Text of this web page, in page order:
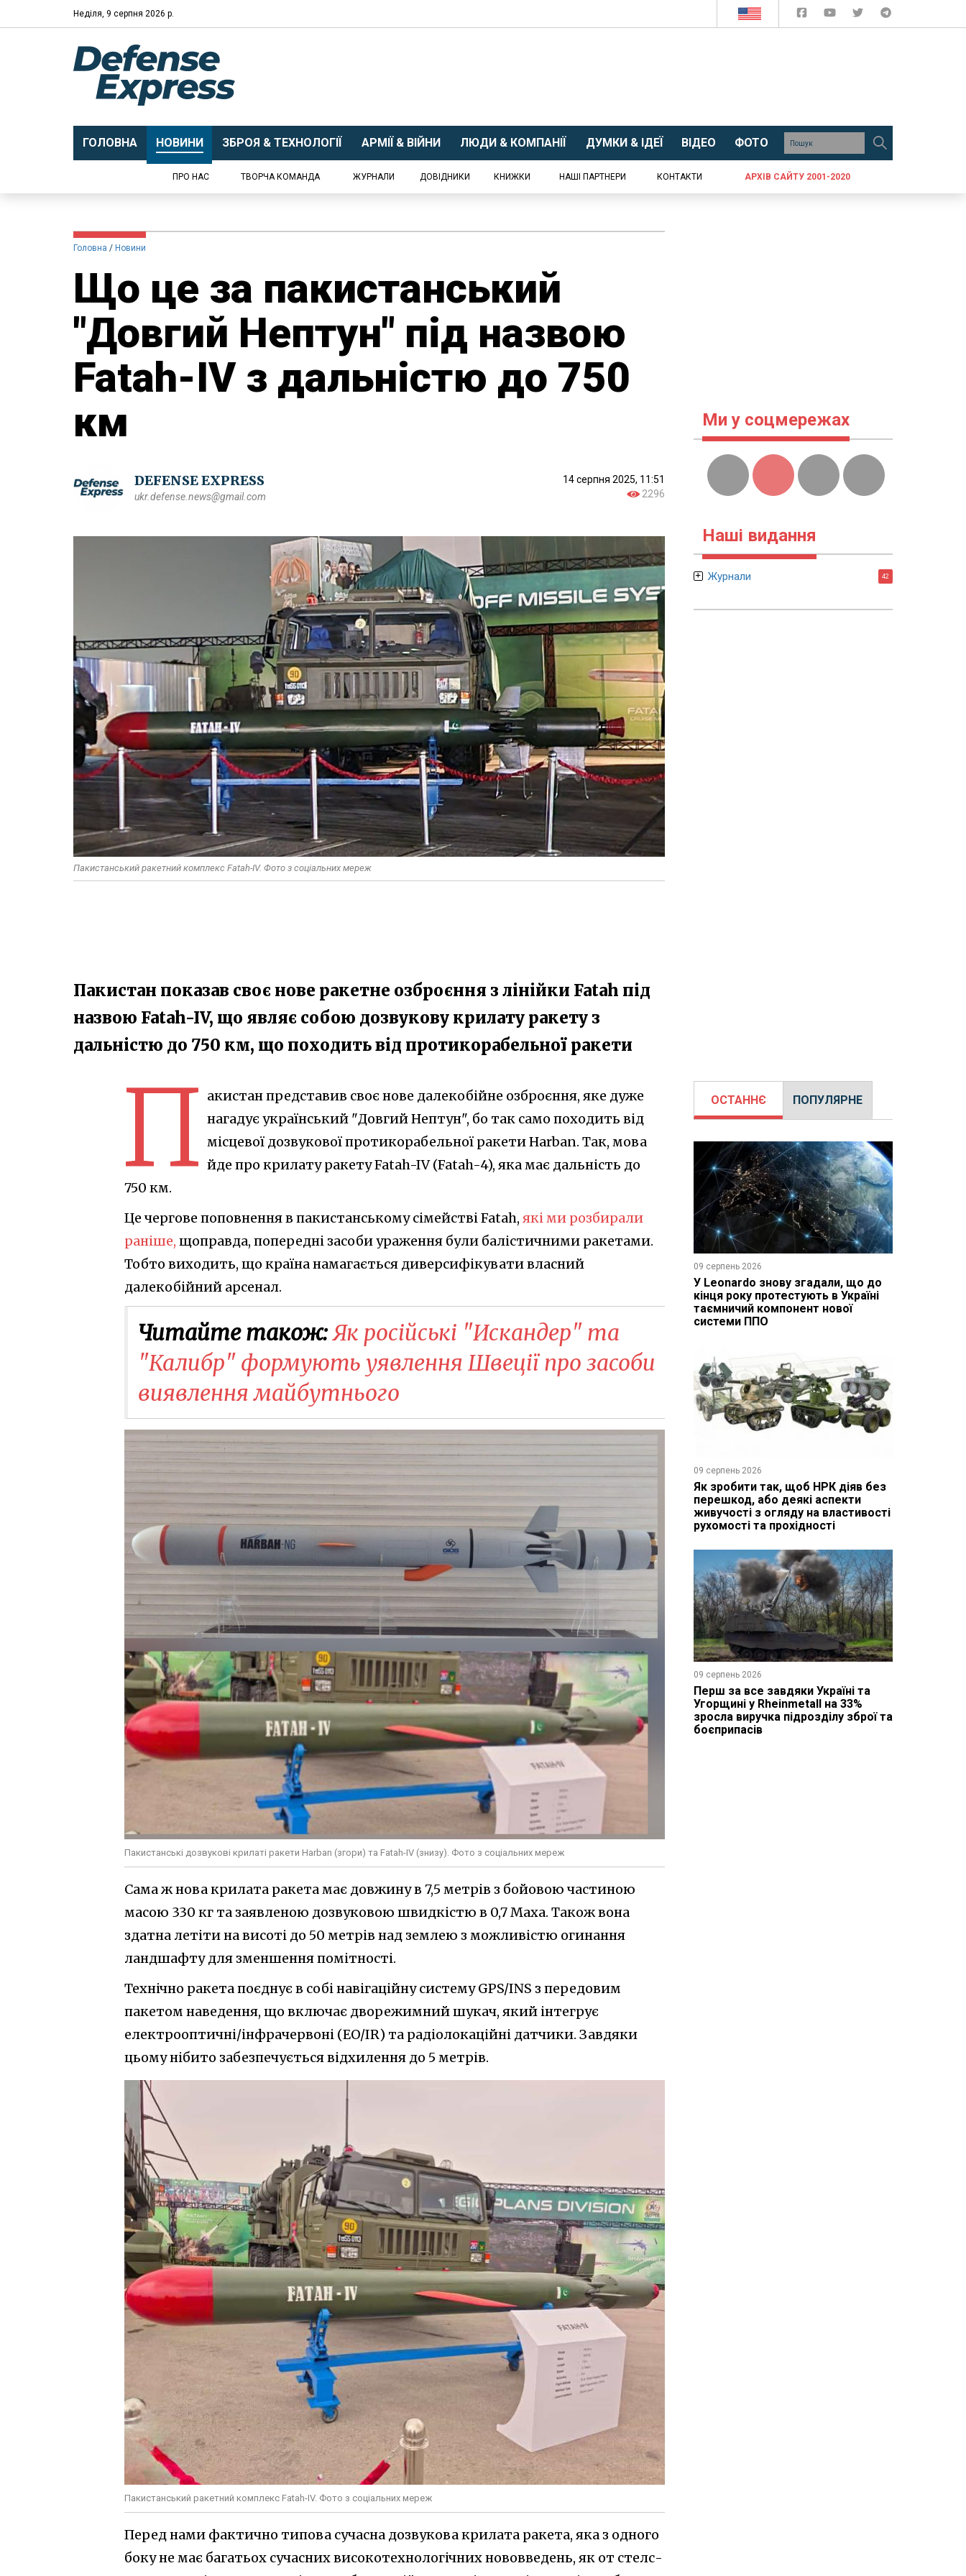
Неділя, 9 серпня 2026 р.
ГОЛОВНА НОВИНИ ЗБРОЯ & ТЕХНОЛОГІЇ АРМІЇ & ВІЙНИ ЛЮДИ & КОМПАНІЇ ДУМКИ & ІДЕЇ ВІДЕО ФОТО
ПРО НАС ТВОРЧА КОМАНДА ЖУРНАЛИ ДОВІДНИКИ КНИЖКИ НАШІ ПАРТНЕРИ КОНТАКТИ АРХІВ САЙТУ 2001-2020
Головна Новини
Що це за пакистанський
"Довгий Нептун" під назвою
Fatah-IV з дальністю до 750
км
DEFENSE EXPRESS
ukr.defense.news@gmail.com
14 серпня 2025, 11:51
2296
Пакистанський ракетний комплекс Fatah-IV. Фото з соціальних мереж
Пакистан показав своє нове ракетне озброєння з лінійки Fatah під
назвою Fatah-IV, що являє собою дозвукову крилату ракету з
дальністю до 750 км, що походить від протикорабельної ракети
П акистан представив своє нове далекобійне озброєння, яке дуже
нагадує український "Довгий Нептун", бо так само походить від
місцевої дозвукової протикорабельної ракети Harban. Так, мова
йде про крилату ракету Fatah-IV (Fatah-4), яка має дальність до
750 км.
Це чергове поповнення в пакистанському сімействі Fatah, які ми розбирали
раніше, щоправда, попередні засоби ураження були балістичними ракетами.
Тобто виходить, що країна намагається диверсифікувати власний
далекобійний арсенал.
Читайте також:Як російські "Искандер" та
"Калибр" формують уявлення Швеції про засоби
виявлення майбутнього
Пакистанські дозвукові крилаті ракети Harban (згори) та Fatah-IV (знизу). Фото з соціальних мереж
Сама ж нова крилата ракета має довжину в 7,5 метрів з бойовою частиною
масою 330 кг та заявленою дозвуковою швидкістю в 0,7 Маха. Також вона
здатна летіти на висоті до 50 метрів над землею з можливістю огинання
ландшафту для зменшення помітності.
Технічно ракета поєднує в собі навігаційну систему GPS/INS з передовим
пакетом наведення, що включає дворежимний шукач, який інтегрує
електрооптичні/інфрачервоні (EO/IR) та радіолокаційні датчики. Завдяки
цьому нібито забезпечується відхилення до 5 метрів.
Пакистанський ракетний комплекс Fatah-IV. Фото з соціальних мереж
Перед нами фактично типова сучасна дозвукова крилата ракета, яка з одного
боку не має багатьох сучасних високотехнологічних нововведень, як от стелс-
Ми у соцмережах
Наші видання
Журнали 42
ОСТАННЄ ПОПУЛЯРНЕ
09 серпень 2026
У Leonardo знову згадали, що до
кінця року протестують в Україні
таємничий компонент нової
системи ППО
09 серпень 2026
Як зробити так, щоб НРК діяв без
перешкод, або деякі аспекти
живучості з огляду на властивості
рухомості та прохідності
09 серпень 2026
Перш за все завдяки Україні та
Угорщині у Rheinmetall на 33%
зросла виручка підрозділу зброї та
боєприпасів